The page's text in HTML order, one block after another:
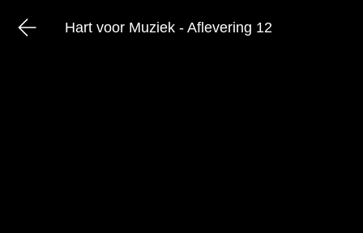
Hart voor Muziek - Aflevering 12